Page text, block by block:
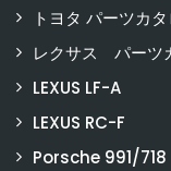
トヨタ パーツカ
レクサス パーツ
LEXUS LF-A
LEXUS RC-F
Porsche 991/718